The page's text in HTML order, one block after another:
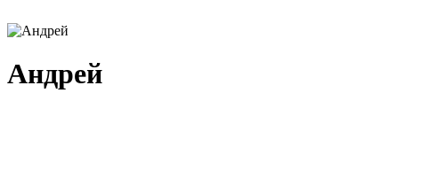
Андрей